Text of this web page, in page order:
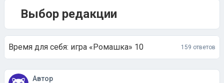
Выбор редакции
Время для себя: игра «Ромашка» 10 159 ответов
Автор